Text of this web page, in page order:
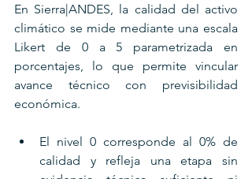
En Sierra|ANDES, la calidad del activo
climático se mide mediante una escala
Likert de 0 a 5 parametrizada en
porcentajes, lo que permite vincular
avance técnico con previsibilidad
económica.
El nivel 0 corresponde al 0% de
calidad y refleja una etapa sin